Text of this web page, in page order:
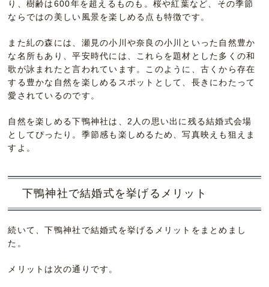
り、樹齢は600年を超えるものも。桜や紅葉など、その季節
ならではの美しい風景を楽しめる点も特徴です。
また糺の森には、瀬見の小川や奈良の小川といった自然豊か
な名所もあり、平安時代には、これらを題材とした多くの和
歌が詠まれたと言われています。このように、古くから存在
する豊かな自然を楽しめるスポットとして、長きにわたって
愛されているのです。
自然を楽しめる下鴨神社は、2人の思い出に残る結婚式会場
としてぴったり。季節感も楽しめるため、写真映えも狙えま
すよ。
下鴨神社で結婚式を挙げるメリット
続いて、下鴨神社で結婚式を挙げるメリットをまとめまし
た。
メリットは次の通りです。